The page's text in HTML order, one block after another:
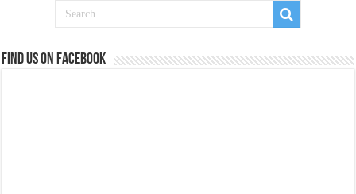
Find us on Facebook